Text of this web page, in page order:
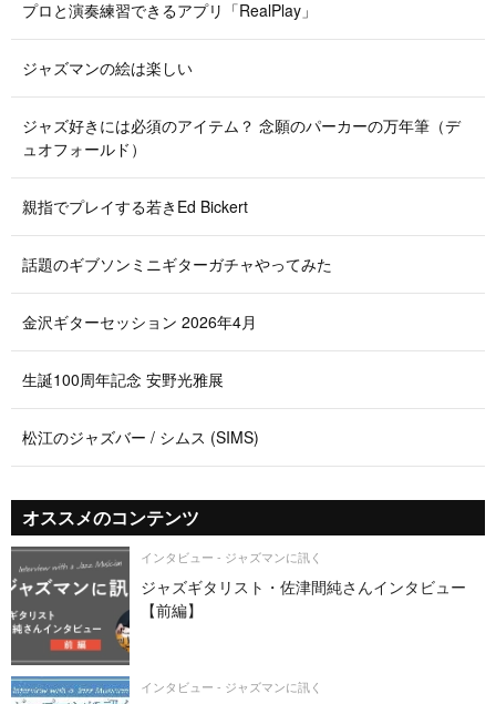
プロと演奏練習できるアプリ「RealPlay」
ジャズマンの絵は楽しい
ジャズ好きには必須のアイテム？ 念願のパーカーの万年筆（デ
ュオフォールド）
親指でプレイする若きEd Bickert
話題のギブソンミニギターガチャやってみた
金沢ギターセッション 2026年4月
生誕100周年記念 安野光雅展
松江のジャズバー / シムス (SIMS)
オススメのコンテンツ
インタビュー - ジャズマンに訊く
ジャズギタリスト・佐津間純さんインタビュー
【前編】
インタビュー - ジャズマンに訊く